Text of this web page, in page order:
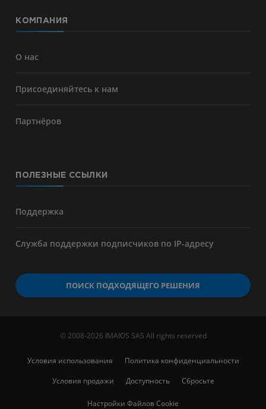
КОМПАНИЯ
О нас
Присоединяйтесь к нам
Партнёров
ПОЛЕЗНЫЕ ССЫЛКИ
Поддержка
Служба поддержки подписчиков по IP-адресу
ПОИСК ПОДХОДЯЩЕГО РЕШЕНИЯ
© 2008-2026 IMAIOS SAS All rights reserved
Условия использования
Политика конфиденциальности
Условия продажи
Доступность Сбросьте
Настройки Файлов Cookie